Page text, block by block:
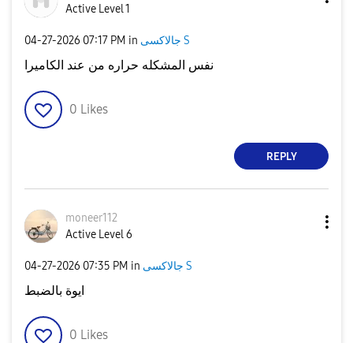
Active Level 1
‎04-27-2026 07:17 PM in جالاكسى S
نفس المشكله حراره من عند الكاميرا
0 Likes
REPLY
moneer112
Active Level 6
‎04-27-2026 07:35 PM in جالاكسى S
ايوة بالضبط
0 Likes